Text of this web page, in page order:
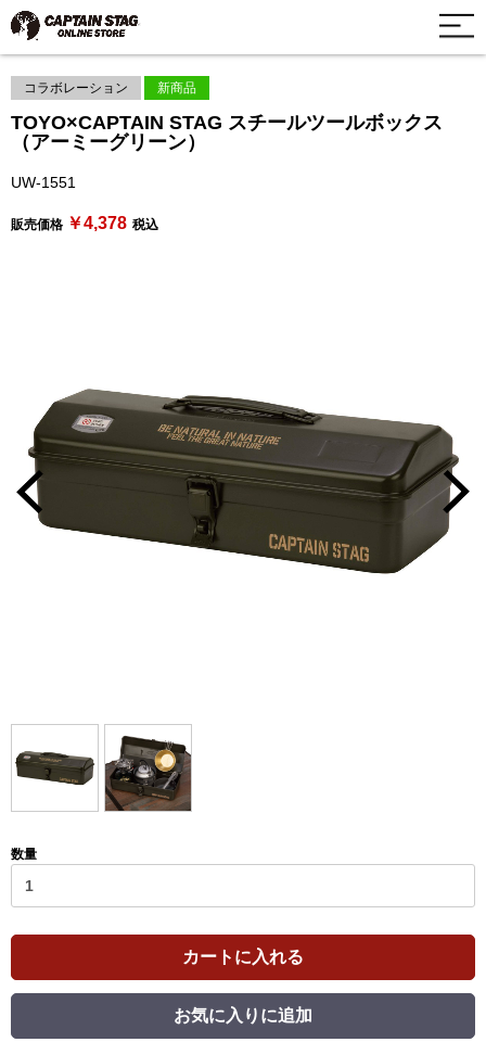
コラボレーション 新商品
TOYO×CAPTAIN STAG スチールツールボックス
（アーミーグリーン）
UW-1551
販売価格 ￥4,378 税込
数量
カートに入れる
お気に入りに追加